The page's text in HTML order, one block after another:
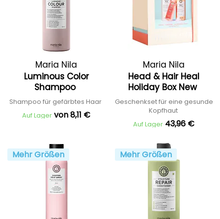
Maria Nila
Luminous Color
Shampoo
Shampoo für gefärbtes Haar
Auf Lager von 8,11 €
Maria Nila
Head & Hair Heal
Holiday Box New
Geschenkset für eine gesunde
Kopfhaut
Auf Lager 43,96 €
Mehr Größen Mehr Größen